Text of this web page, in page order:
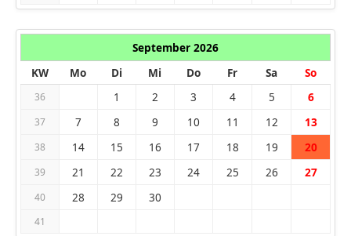
September 2026
KW
Mo Di Mi Do Fr Sa So
36 1 2 3 4 5 6
37 7 8 9 10 11 12 13
38 14 15 16 17 18 19 20
39 21 22 23 24 25 26 27
40 28 29 30
41